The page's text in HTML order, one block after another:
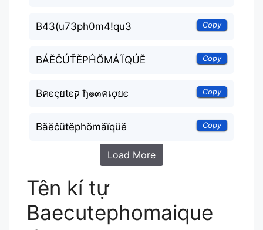
B43(u73ph0m4!qu3 Copy
BÁĔČÚŤĔPĤŐMÁĨQÚĔ Copy
Bคєςยtєק ђ๏๓คเợยє Copy
Bäëċütëphömäïqüë Copy
Load More
Tên kí tự
Baecutephomaique